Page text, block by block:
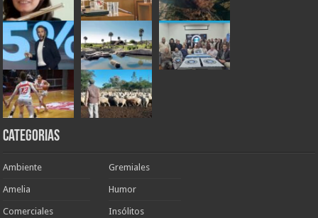
Categorias
Ambiente
Amelia
Comerciales
Gremiales
Humor
Insólitos